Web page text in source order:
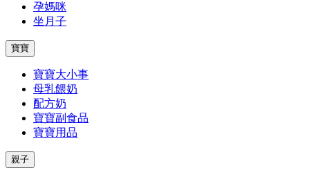
孕媽咪
坐月子
寶寶
寶寶大小事
母乳餵奶
配方奶
寶寶副食品
寶寶用品
親子